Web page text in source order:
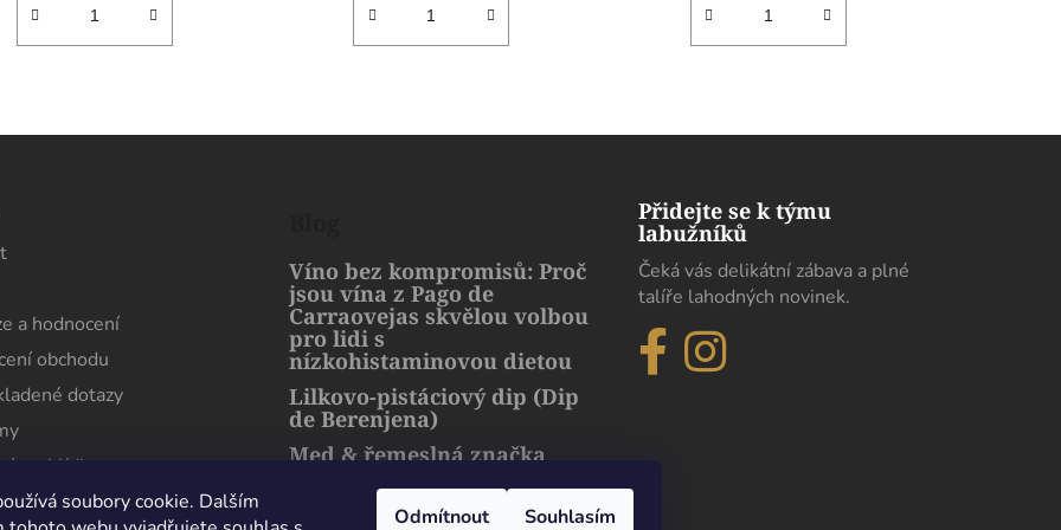
soubory cookie. Dalším
Odmítnout Souhlasím
a hodnocení
obchodu
dotazy
prohlídka
Víno bez kompromisů: Proč
jsou vína z Pago de
Carraovejas skvělou volbou
pro lidi s
nízkohistaminovou dietou
Lilkovo-pistáciový dip (Dip
de Berenjena)
Med & řemeslná značka
harmonie přírody a luxusu
Přidejte se k týmu
labužníků
Čeká vás delikátní zábava a plné
talíře lahodných novinek.